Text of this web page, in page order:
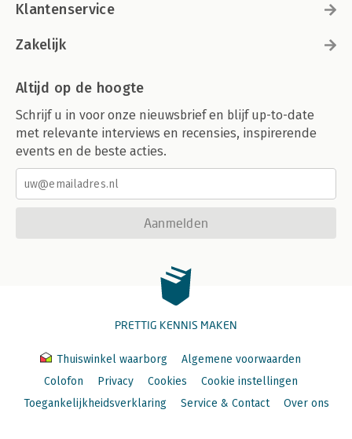
Klantenservice
Zakelijk
Altijd op de hoogte
Schrijf u in voor onze nieuwsbrief en blijf up-to-date
met relevante interviews en recensies, inspirerende
events en de beste acties.
Aanmelden
PRETTIG KENNIS MAKEN
Thuiswinkel waarborg
Algemene voorwaarden
Colofon
Privacy Cookies
Cookie instellingen
Toegankelijkheidsverklaring
Service & Contact Over ons